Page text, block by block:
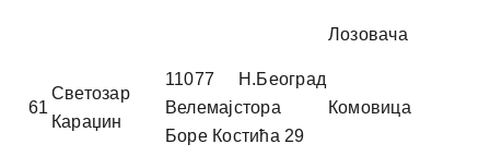
Лозовача
61
Светозар
Караџин
11077 Н.Београд
Велемајстора
Боре Костића 29
Комовица